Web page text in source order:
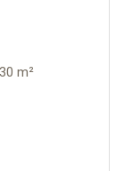
Studio 1 pièce(s) 1 chambre(s) 30 m²